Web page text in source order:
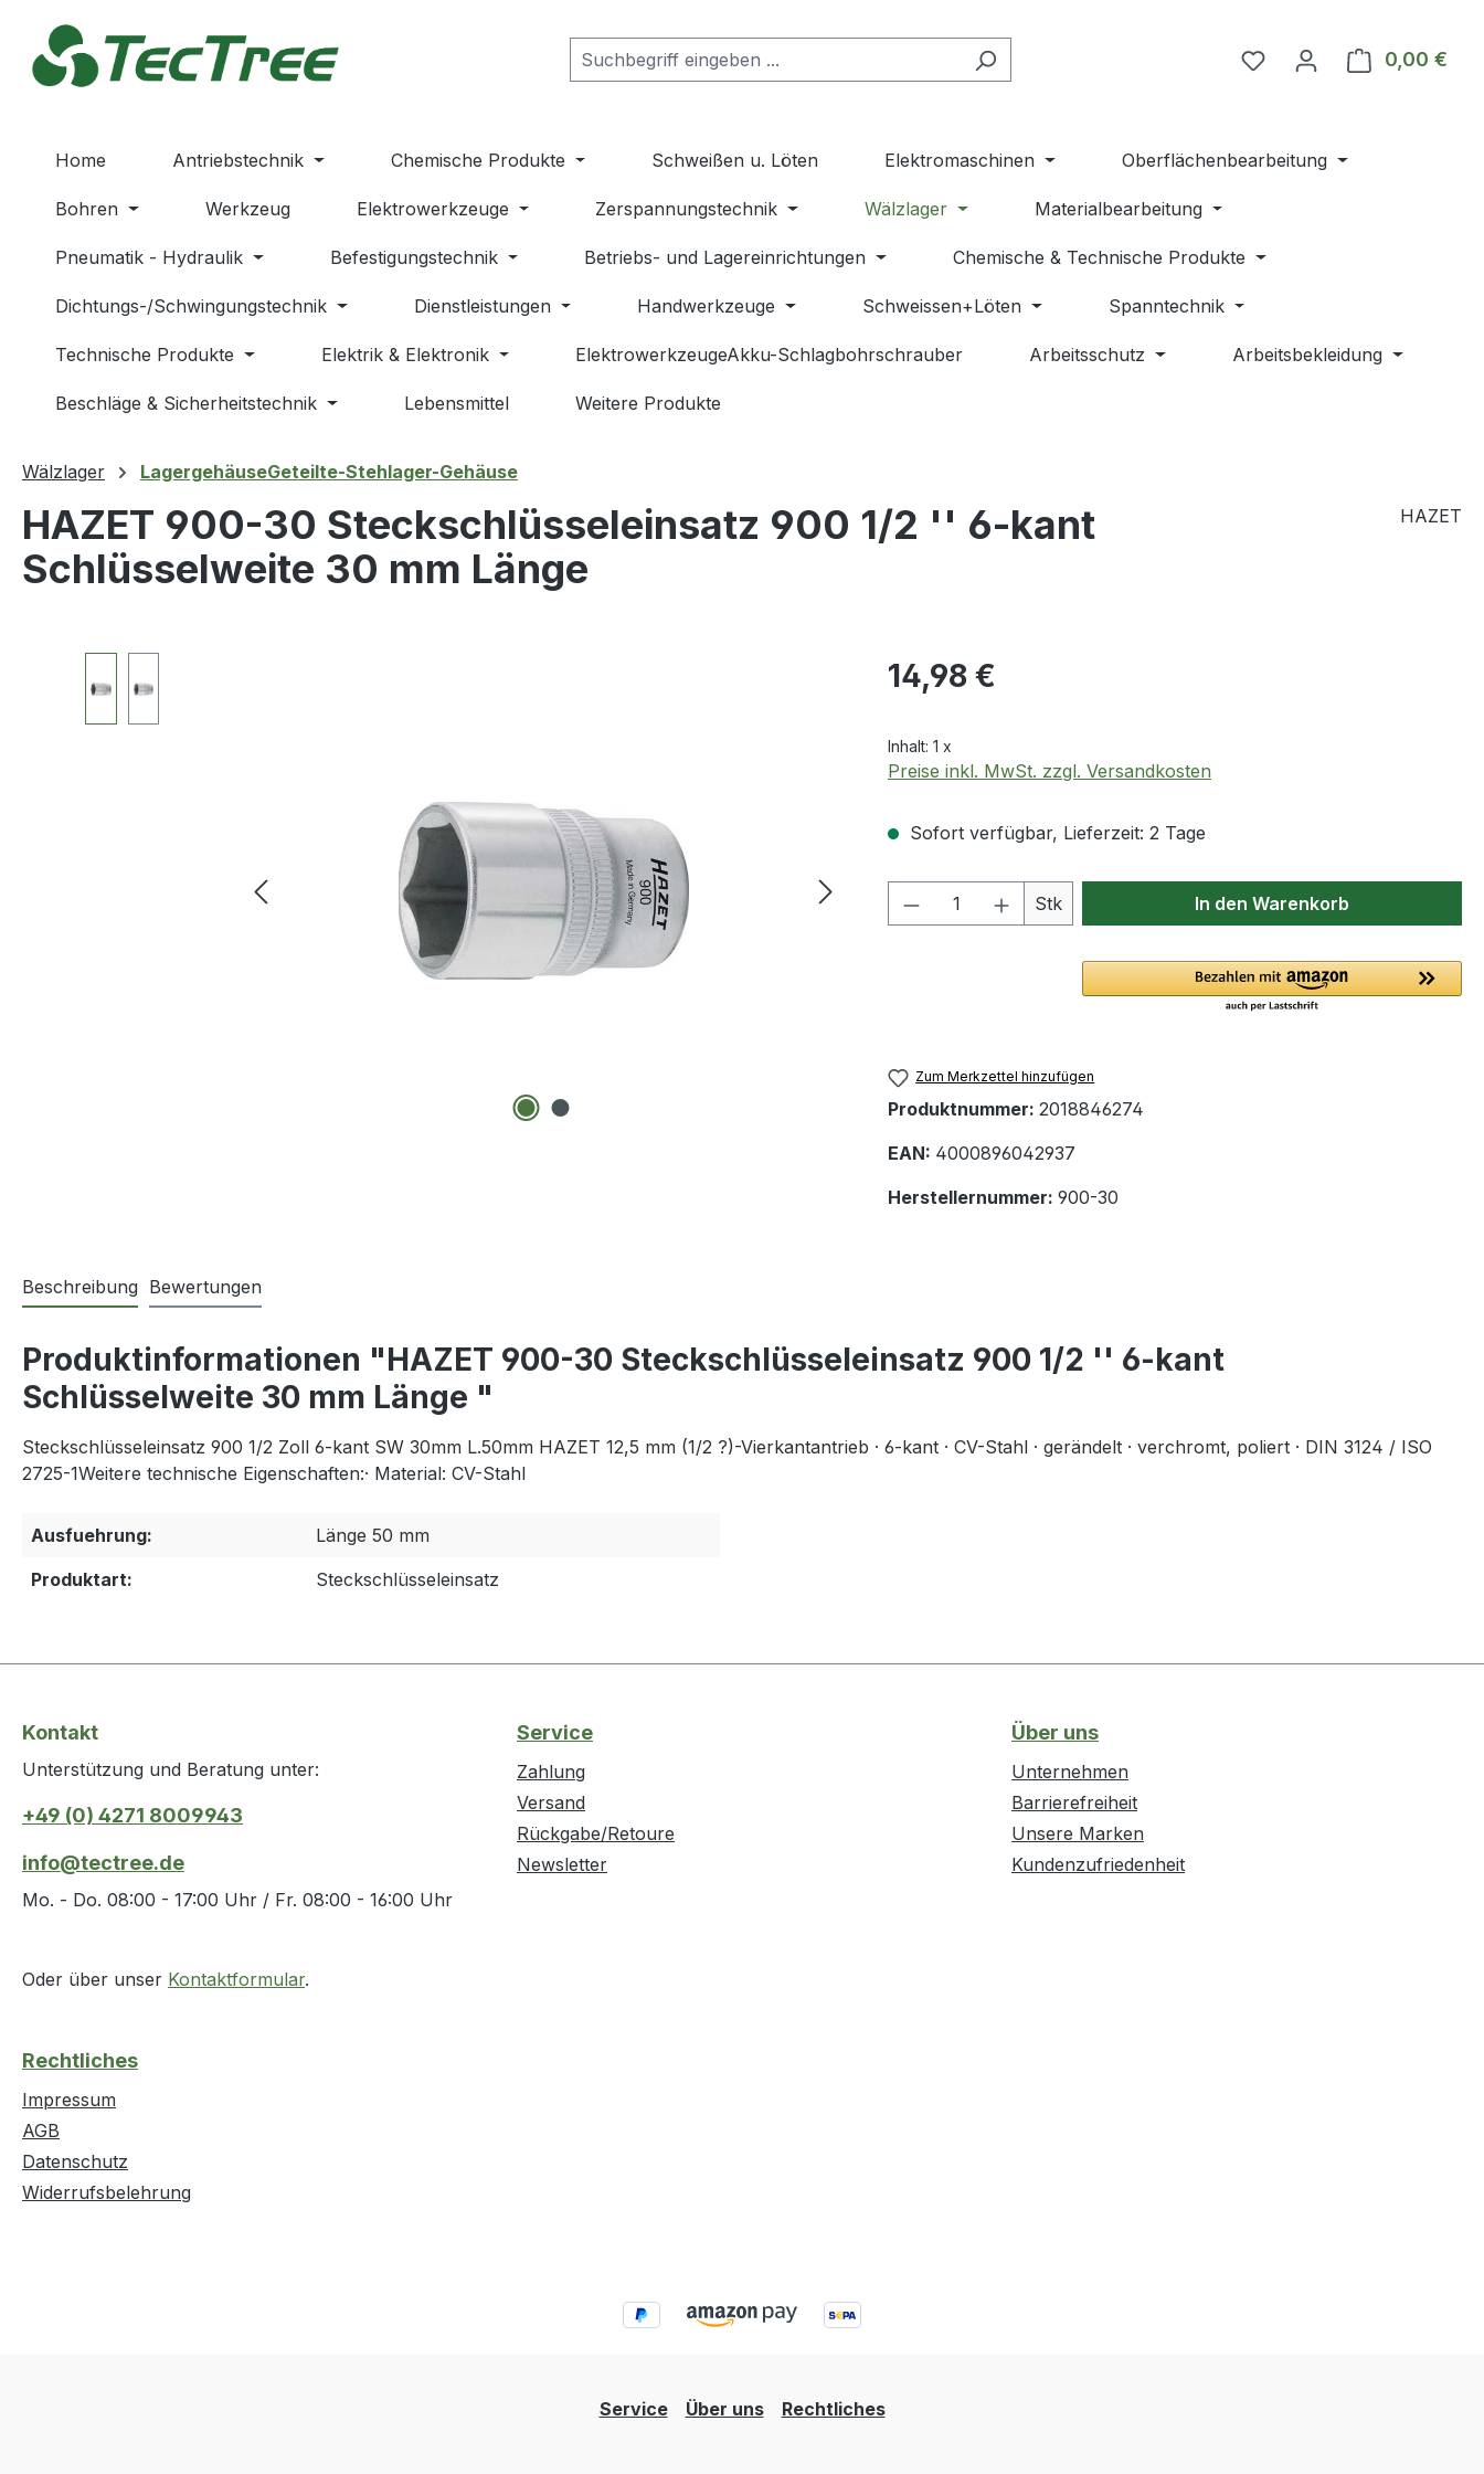
Hauptinhalt springen
Zur Suche springen
Zur Hauptnavigation springen
Du hast 0 Produkte auf
0,00 €
Home Antriebstechnik Chemische Produkte Schweißen u. Löten Elektromaschinen Oberflächenbearbeitung
Bohren Werkzeug Elektrowerkzeuge Zerspannungstechnik Wälzlager Materialbearbeitung
Pneumatik - Hydraulik Befestigungstechnik Betriebs- und Lagereinrichtungen Chemische & Technische Produkte
Dichtungs-/Schwingungstechnik Dienstleistungen Handwerkzeuge Schweissen+Löten Spanntechnik
Technische Produkte Elektrik & Elektronik ElektrowerkzeugeAkku-Schlagbohrschrauber Arbeitsschutz Arbeitsbekleidung
Beschläge & Sicherheitstechnik Lebensmittel Weitere Produkte
Wälzlager LagergehäuseGeteilte-Stehlager-Gehäuse
HAZET 900-30 Steckschlüsseleinsatz 900 1/2 '' 6-kant
Schlüsselweite 30 mm Länge
HAZET
Regulärer Preis:
14,98 €
Inhalt: 1 x
Preise inkl. MwSt. zzgl. Versandkosten
Sofort verfügbar, Lieferzeit: 2 Tage
Produkt Anzahl: Gib den gewünschten Wert
Stk In den Warenkorb
Zum Merkzettel hinzufügen
Produktnummer: 2018846274
EAN: 4000896042937
Herstellernummer: 900-30
Beschreibung Bewertungen
Produktinformationen "HAZET 900-30 Steckschlüsseleinsatz 900 1/2 '' 6-kant
Schlüsselweite 30 mm Länge "
Steckschlüsseleinsatz 900 1/2 Zoll 6-kant SW 30mm L.50mm HAZET 12,5 mm (1/2 ?)-Vierkantantrieb · 6-kant · CV-Stahl · gerändelt · verchromt, poliert · DIN 3124 / ISO
2725-1Weitere technische Eigenschaften:· Material: CV-Stahl
Ausfuehrung:
Länge 50 mm
Produktart:
Steckschlüsseleinsatz
Kontakt
Unterstützung und Beratung unter:
+49 (0) 4271 8009943
info@tectree.de
Mo. - Do. 08:00 - 17:00 Uhr / Fr. 08:00 - 16:00 Uhr
Oder über unser Kontaktformular.
Service
Zahlung
Versand
Rückgabe/Retoure
Newsletter
Über uns
Unternehmen
Barrierefreiheit
Unsere Marken
Kundenzufriedenheit
Rechtliches
Impressum
AGB
Datenschutz
Widerrufsbelehrung
Service Über uns Rechtliches